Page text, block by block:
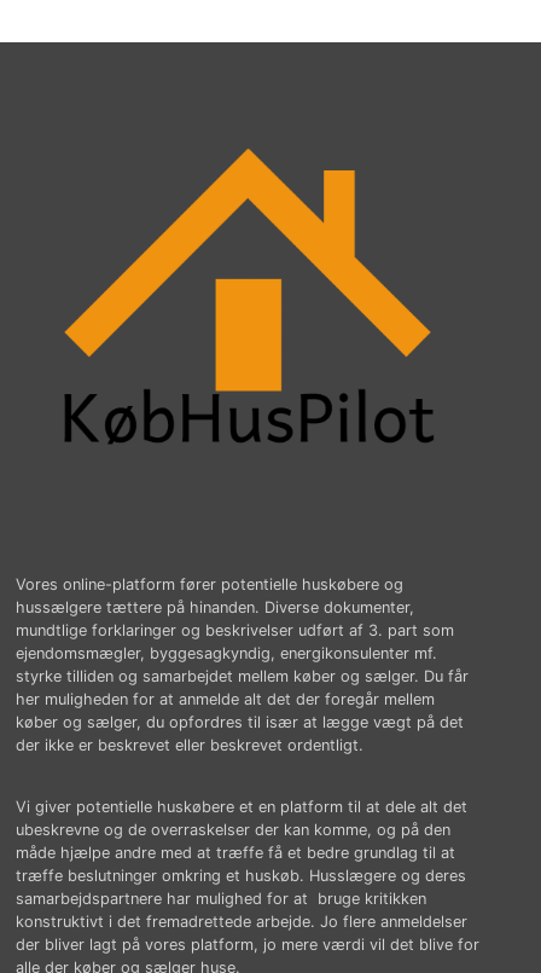
Vores online-platform fører potentielle huskøbere og
hussælgere tættere på hinanden. Diverse dokumenter,
mundtlige forklaringer og beskrivelser udført af 3. part som
ejendomsmægler, byggesagkyndig, energikonsulenter mf.
styrke tilliden og samarbejdet mellem køber og sælger. Du får
her muligheden for at anmelde alt det der foregår mellem
køber og sælger, du opfordres til især at lægge vægt på det
der ikke er beskrevet eller beskrevet ordentligt.
Vi giver potentielle huskøbere et en platform til at dele alt det
ubeskrevne og de overraskelser der kan komme, og på den
måde hjælpe andre med at træffe få et bedre grundlag til at
træffe beslutninger omkring et huskøb. Husslægere og deres
samarbejdspartnere har mulighed for at bruge kritikken
konstruktivt i det fremadrettede arbejde. Jo flere anmeldelser
der bliver lagt på vores platform, jo mere værdi vil det blive for
alle der køber og sælger huse.